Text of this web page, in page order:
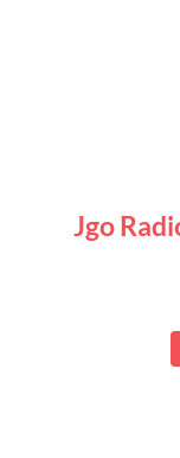
Jgo